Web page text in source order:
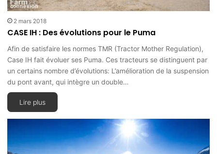
2 mars 2018
CASE IH : Des évolutions pour le Puma
Afin de satisfaire les normes TMR (Tractor Mother Regulation),
Case IH fait évoluer ses Puma. Ces tracteurs se distinguent par
un certains nombre d’évolutions: L’amélioration de la suspension
du pont avant, qui intègre un double…
Lire plus